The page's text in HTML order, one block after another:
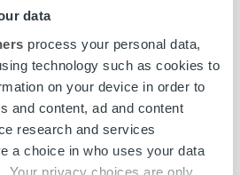
data
process your personal data,
technology such as cookies to
on your device in order to
and content, ad and content
research and services
a choice in who uses your data
Your privacy choices are only
ei tarvitse olla niin tarkoin ajan
noudattavat aina voimassa olevaa
siitä, että asiakkaiden
hoidetaan mahdollisimman
tavalla ja asiakassuhteita